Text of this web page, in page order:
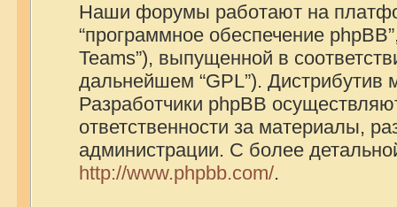
Наши форумы работают на
“программное обеспечение
Teams”), выпущенной в
дальнейшем “GPL”). Дистрибутив
Разработчики phpBB
ответственности за материалы,
администрации. С более
http://www.phpbb.com/.